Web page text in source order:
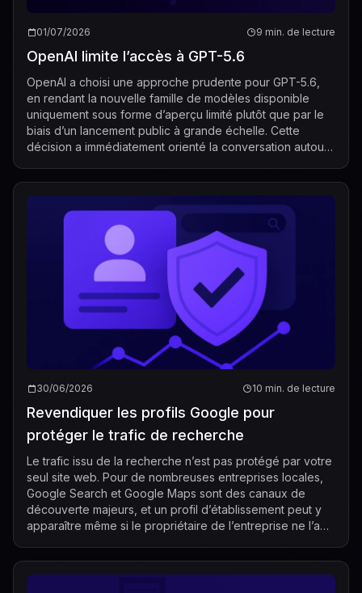
01/07/2026 9 min. de lecture
OpenAI limite l’accès à GPT-5.6
OpenAI a choisi une approche prudente pour GPT-5.6,
en rendant la nouvelle famille de modèles disponible
uniquement sous forme d’aperçu limité plutôt que par le
biais d’un lancement public à grande échelle. Cette
décision a immédiatement orienté la conversation autour
30/06/2026 10 min. de lecture
Revendiquer les profils Google pour
protéger le trafic de recherche
Le trafic issu de la recherche n’est pas protégé par votre
seul site web. Pour de nombreuses entreprises locales,
Google Search et Google Maps sont des canaux de
découverte majeurs, et un profil d’établissement peut y
apparaître même si le propriétaire de l’entreprise ne l’a